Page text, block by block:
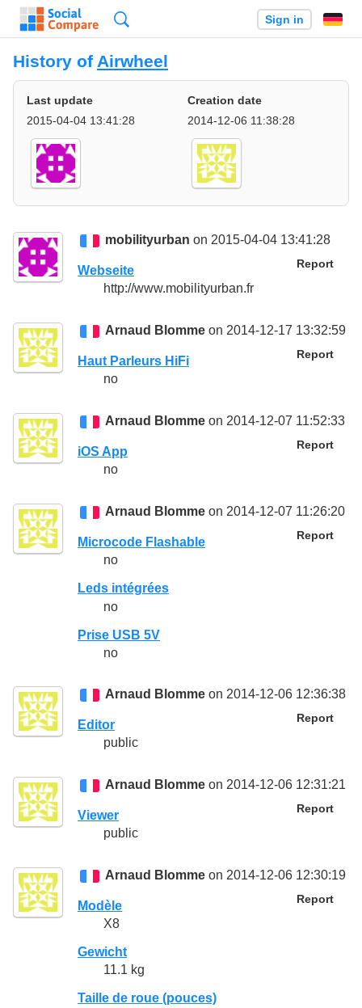
Sign in
History of Airwheel
Last update
2015-04-04 13:41:28
Creation date
2014-12-06 11:38:28
mobilityurban on 2015-04-04 13:41:28
Report
Webseite
http://www.mobilityurban.fr
Arnaud Blomme on 2014-12-17 13:32:59
Report
Haut Parleurs HiFi
no
Arnaud Blomme on 2014-12-07 11:52:33
Report
iOS App
no
Arnaud Blomme on 2014-12-07 11:26:20
Report
Microcode Flashable
no
Leds intégrées
no
Prise USB 5V
no
Arnaud Blomme on 2014-12-06 12:36:38
Report
Editor
public
Arnaud Blomme on 2014-12-06 12:31:21
Report
Viewer
public
Arnaud Blomme on 2014-12-06 12:30:19
Report
Modèle
X8
Gewicht
11.1 kg
Taille de roue (pouces)